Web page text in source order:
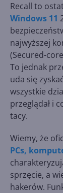
Recall to
Windows 11
najwyższej
(Secured-
To jednak
uda się
wszystkie
przeglądał i
tacy.
Wiemy, że
PCs,
sprzęcie, a
hakerów.